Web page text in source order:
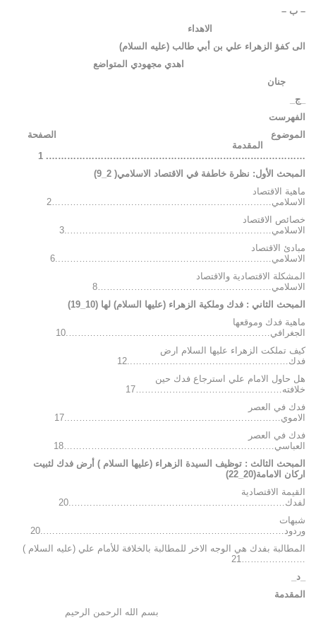
– ب –
الاهداء
الى كفؤ الزهراء علي بن أبي طالب (عليه السلام)
اهدي مجهودي المتواضع
جنان
_ج_
الفهرست
الموضوع
الصفحة
المقدمة
…………………………………………………………………………. 1
المبحث الأول: نظرة خاطفة في الاقتصاد الاسلامي( 2_9)
ماهية الاقتصاد
الاسلامي………………………………………………………………2
خصائص الاقتصاد
الاسلامي…………………………………………………………..3
مبادئ الاقتصاد
الاسلامي……………………………………………………………..6
المشكلة الاقتصادية والاقتصاد
الاسلامي…………………………………………………8
المبحث الثاني : فدك وملكية الزهراء (عليها السلام) لها (10_19)
ماهية فدك وموقعها
الجغرافي………………………………………………………….10
كيف تملكت الزهراء عليها السلام ارض
فدك……………………………………………..12
هل حاول الامام علي استرجاع فدك حين
خلافته…………………………………………17
فدك في العصر
الاموي……………………………………………………………..17
فدك في العصر
العباسي……………………………………………………………18
المبحث الثالث : توظيف السيدة الزهراء (عليها السلام ) أرض فدك لثبيت
اركان الامامة(20_22)
القيمة الاقتصادية
لفدك……………………………………………………………..20
شبهات
وردود……………………………………………………………………..20
المطالبة بفدك هي الوجه الاخر للمطالبة بالخلافة للأمام علي (عليه السلام )
_د_
المقدمة
بسم الله الرحمن الرحيم